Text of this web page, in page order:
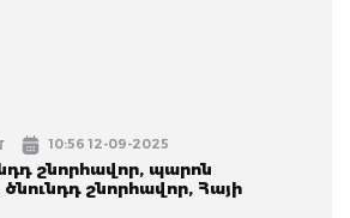
10:56 12-09-2025
շնորհավոր, պարոն
շնորհավոր, Հայի